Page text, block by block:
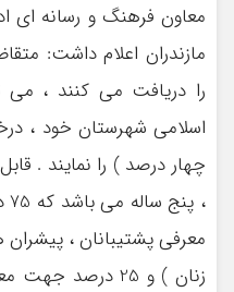
معاون فرهنگ و رسانه ای
مازندران اعلام داشت:
را دریافت می کنند ، می
اسلامی شهرستان خود ،
چهار درصد ) را نمایند .
،
معرفی پشتیبانان ،
زنان ) و 25 درصد